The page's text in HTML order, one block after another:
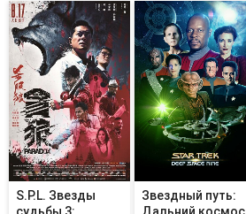
S.P.L. Звезды
Звездный путь: